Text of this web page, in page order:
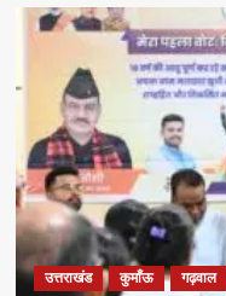
उत्तराखंड कुमाँऊ गढ़वाल